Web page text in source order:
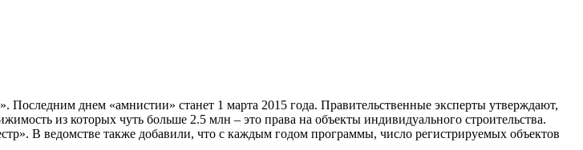
днем «амнистии» станет 1 марта 2015 года. Правительственные эксперты утверждают,
из которых чуть больше 2.5 млн – это права на объекты индивидуального строительства.
В ведомстве также добавили, что с каждым годом программы, число регистрируемых объектов